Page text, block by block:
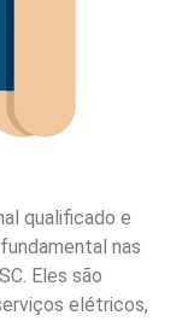
qualificado e
nas
Eles são
elétricos,